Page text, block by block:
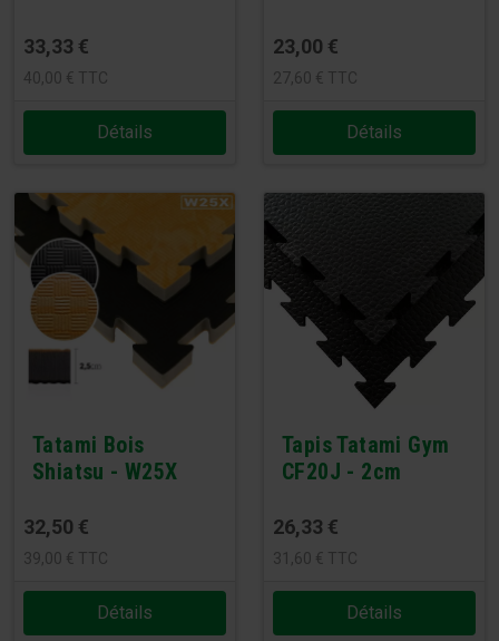
33,33 €
40,00 € TTC
Détails
23,00 €
27,60 € TTC
Détails
Tatami Bois
Shiatsu - W25X
32,50 €
39,00 € TTC
Détails
Tapis Tatami Gym
CF20J - 2cm
26,33 €
31,60 € TTC
Détails